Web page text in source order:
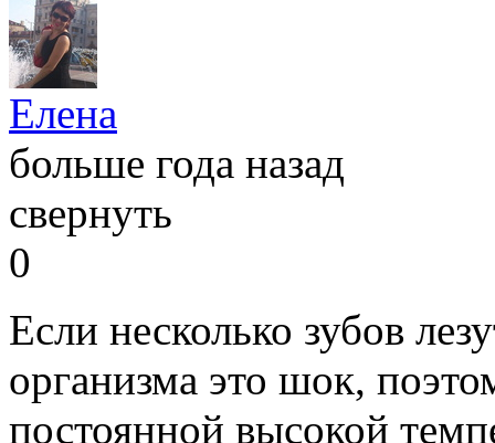
Елена
больше года назад
свернуть
0
Если несколько зубов
организма это шок,
постоянной высокой